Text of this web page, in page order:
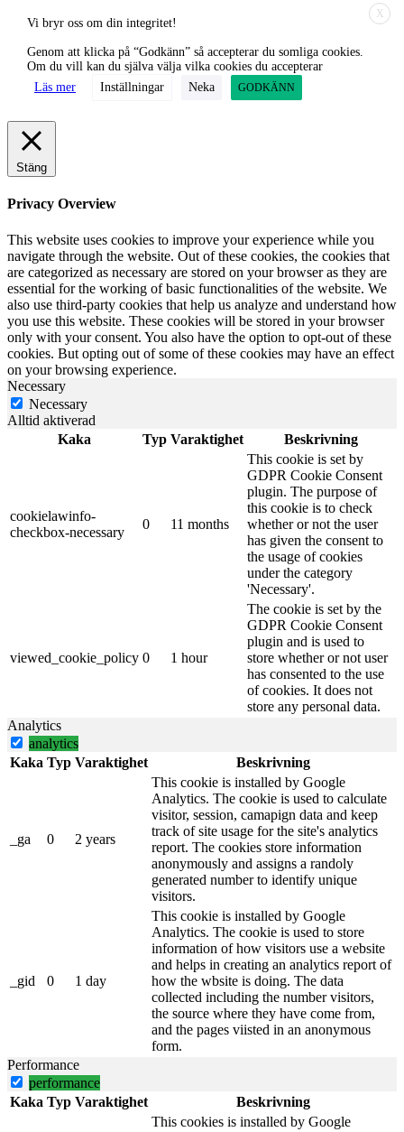
X
Vi bryr oss om din integritet!
Genom att klicka på “Godkänn” så accepterar du somliga cookies.
Om du vill kan du själva välja vilka cookies du accepterar
Läs mer
Inställningar Neka GODKÄNN
Stäng
Privacy Overview
This website uses cookies to improve your experience while you
navigate through the website. Out of these cookies, the cookies that
are categorized as necessary are stored on your browser as they are
essential for the working of basic functionalities of the website. We
also use third-party cookies that help us analyze and understand how
you use this website. These cookies will be stored in your browser
only with your consent. You also have the option to opt-out of these
cookies. But opting out of some of these cookies may have an effect
on your browsing experience.
Necessary
Necessary
Alltid aktiverad
Kaka
Typ Varaktighet Beskrivning
cookielawinfo-
checkbox-necessary
0 11 months
This cookie is set by
GDPR Cookie Consent
plugin. The purpose of
this cookie is to check
whether or not the user
has given the consent to
the usage of cookies
under the category
'Necessary'.
viewed_cookie_policy 0 1 hour
The cookie is set by the
GDPR Cookie Consent
plugin and is used to
store whether or not user
has consented to the use
of cookies. It does not
store any personal data.
Analytics
analytics
Kaka Typ Varaktighet Beskrivning
_ga 0 2 years
This cookie is installed by Google
Analytics. The cookie is used to calculate
visitor, session, camapign data and keep
track of site usage for the site's analytics
report. The cookies store information
anonymously and assigns a randoly
generated number to identify unique
visitors.
_gid 0 1 day
This cookie is installed by Google
Analytics. The cookie is used to store
information of how visitors use a website
and helps in creating an analytics report of
how the wbsite is doing. The data
collected including the number visitors,
the source where they have come from,
and the pages viisted in an anonymous
form.
Performance
performance
Kaka Typ Varaktighet
Beskrivning
This cookies is installed by Google